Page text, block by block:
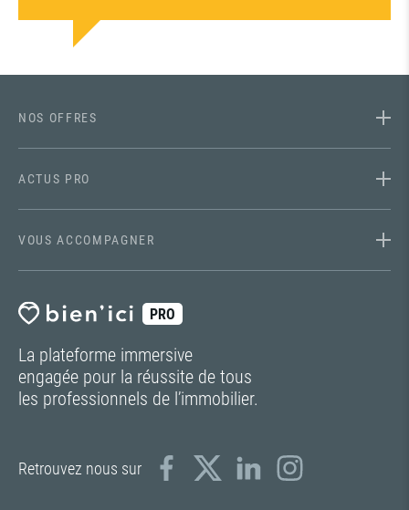
PRO
La plateforme immersive
engagée pour la réussite de tous
les professionnels de l’immobilier.
Retrouvez nous sur
NOS OFFRES
ACTUS PRO
VOUS ACCOMPAGNER